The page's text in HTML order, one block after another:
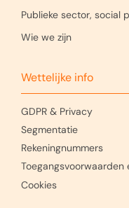
Publieke sector, social
Wie we zijn
Wettelijke info
GDPR & Privacy
Segmentatie
Rekeningnummers
Cookies